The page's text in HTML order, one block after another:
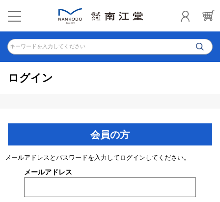
キーワードを入力してください
ログイン
会員の方
メールアドレスとパスワードを入力してログインしてください。
メールアドレス